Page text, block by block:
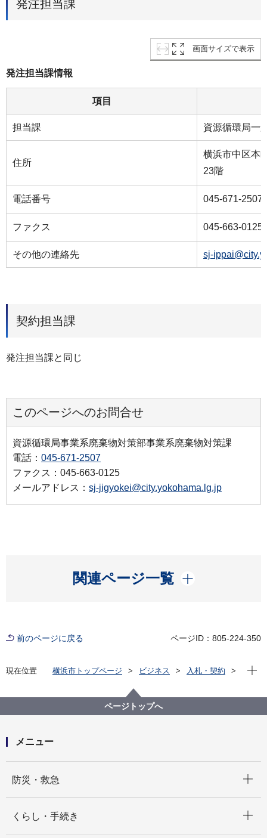
発注担当課
画面サイズで表示
発注担当課情報
項目
担当課 資源循環局一
住所
横浜市中区本
23階
電話番号 045-671-2507
ファクス 045-663-0125
その他の連絡先 sj-
契約担当課
発注担当課と同じ
このページへのお問合せ
資源循環局事業系廃棄物対策部事業系廃棄物対策課
電話： 045-671-2507
ファクス：045-663-0125
メールアドレス： sj-jigyokei@city.yokohama.lg.jp
関連ページ一覧
開く
前のページに戻る ページID：805-224-350
現在位置 横浜市トップページ ビジネス
入札・契約
【入札結果掲載】【一般競争入札】本市施設資源物
（古紙）上半期収集運搬資源化業務委託（第１ブロッ
現在
ページトップへ
メニュー
防災・救急
くらし・手続き